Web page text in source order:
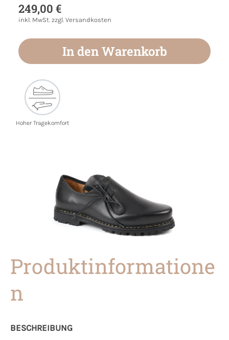
249,00 €
inkl. MwSt. zzgl. Versandkosten
In den Warenkorb
Hoher Tragekomfort
Produktinformatione
n
BESCHREIBUNG